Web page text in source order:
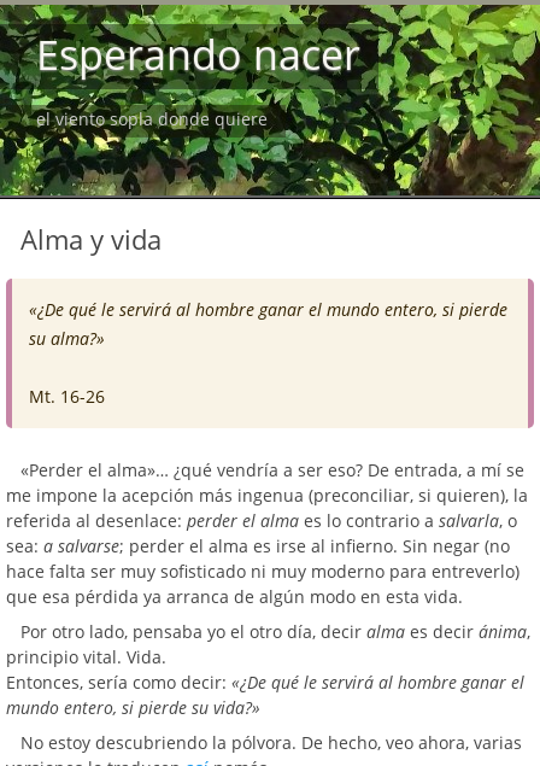
Esperando nacer
el viento sopla donde quiere
Alma y vida
«¿De qué le servirá al hombre ganar el mundo entero, si pierde
su alma?»
Mt. 16-26
«Perder el alma»… ¿qué vendría a ser eso? De entrada, a mí se
me impone la acepción más ingenua (preconciliar, si quieren), la
referida al desenlace: perder el alma es lo contrario a salvarla, o
sea: a salvarse; perder el alma es irse al infierno. Sin negar (no
hace falta ser muy sofisticado ni muy moderno para entreverlo)
que esa pérdida ya arranca de algún modo en esta vida.
Por otro lado, pensaba yo el otro día, decir alma es decir ánima,
principio vital. Vida.
Entonces, sería como decir: «¿De qué le servirá al hombre ganar el
mundo entero, si pierde su vida?»
No estoy descubriendo la pólvora. De hecho, veo ahora, varias